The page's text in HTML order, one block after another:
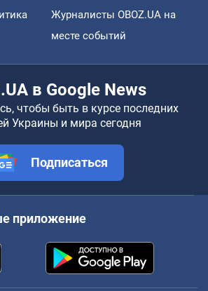
Журналисты OBOZ.UA на
месте событий
в Google News
чтобы быть в курсе последних
Украины и мира сегодня
Подписаться
приложение